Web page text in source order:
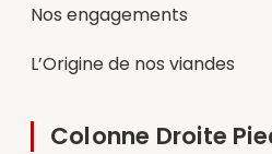
Nos engagements
L’Origine de nos viandes
Colonne Droite